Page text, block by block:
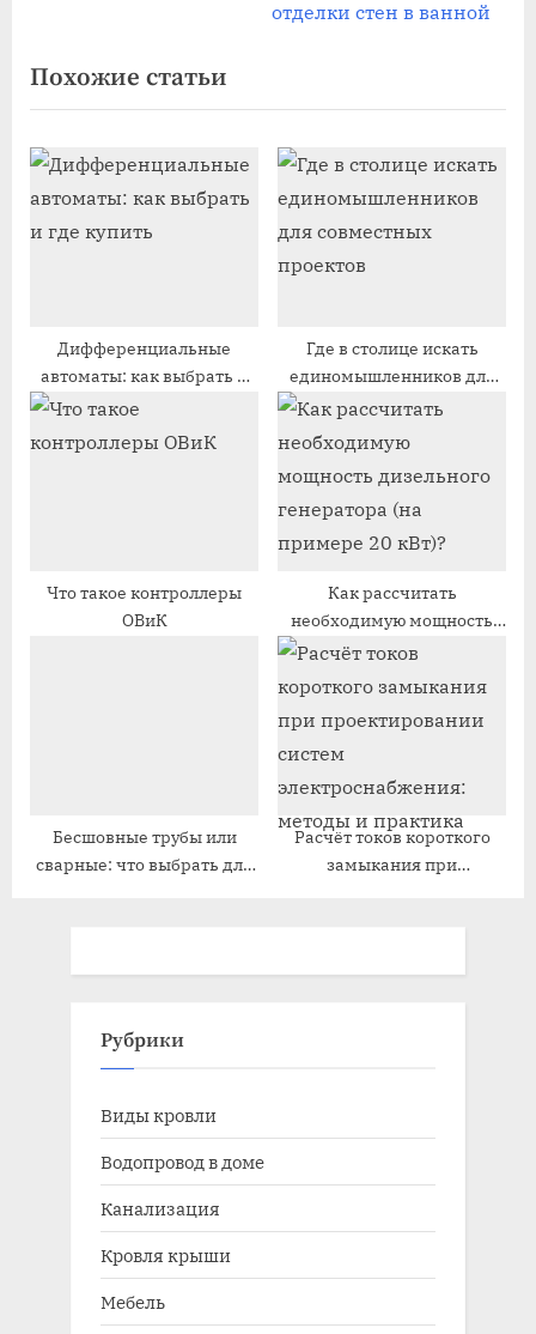
ы
д
у
щ
а
я
и
с
ь
д
у
щ
а
я
п
и
с
ь
отделки стен в ванной
Похожие статьи
Дифференциальные
автоматы: как выбрать и
где купить
Где в столице искать
единомышленников для
совместных проектов
Что такое контроллеры
ОВиК
Как рассчитать
необходимую мощность
дизельного генератора (на
Бесшовные трубы или
сварные: что выбрать для
Расчёт токов короткого
замыкания при
Рубрики
Виды кровли
Водопровод в доме
Канализация
Кровля крыши
Мебель